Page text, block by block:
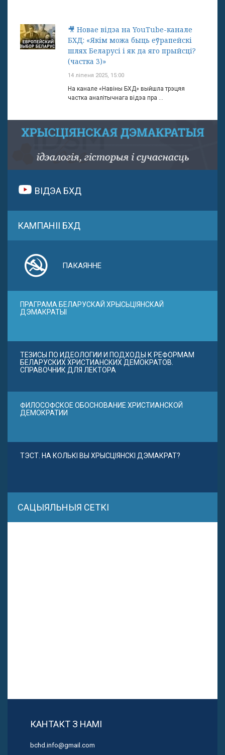
🎥 Новае відэа на YouTube-канале
БХД: «Якім можа быць еўрапейскі
шлях Беларусі і як да яго прыйсці?
(частка 3)»
14 ліпеня 2025, 15:00
На канале «Навіны БХД» выйшла трэцяя
частка аналітычнага відэа пра ...
ВІДЭА БХД
КАМПАНІІ БХД
ПАКАЯННЕ
ПРАГРАМА БЕЛАРУСКАЙ ХРЫСЬЦІЯНСКАЙ
ДЭМАКРАТЫІ
ТЕЗИСЫ ПО ИДЕОЛОГИИ И ПОДХОДЫ К РЕФОРМАМ
БЕЛАРУСКИХ ХРИСТИАНСКИХ ДЕМОКРАТОВ.
СПРАВОЧНИК ДЛЯ ЛЕКТОРА
ФИЛОСОФСКОЕ ОБОСНОВАНИЕ ХРИСТИАНСКОЙ
ДЕМОКРАТИИ
ТЭСТ. НА КОЛЬКІ ВЫ ХРЫСЦІЯНСКІ ДЭМАКРАТ?
САЦЫЯЛЬНЫЯ СЕТКІ
КАНТАКТ З НАМІ
bchd.info@gmail.com